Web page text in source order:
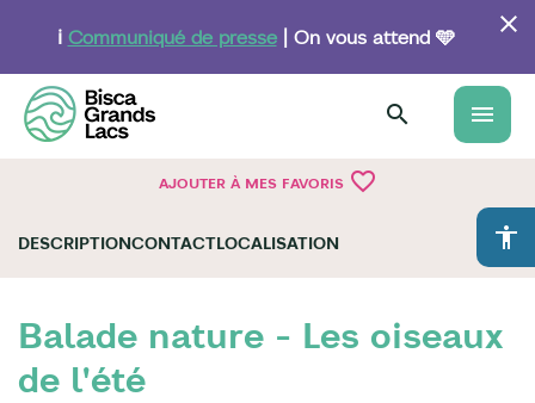
principal
ℹ️ Communiqué de presse| On vous attend 🩵
menu
AJOUTER À MES FAVORIS favorite_border
accessibility
DESCRIPTIONCONTACTLOCALISATION
Balade nature - Les oiseaux
de l'été